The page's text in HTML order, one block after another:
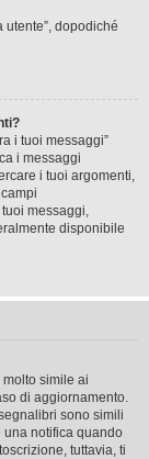
utente”, dopodiché
i tuoi messaggi”
i messaggi
i tuoi argomenti,
messaggi,
disponibile
simile ai
di aggiornamento.
sono simili
una notifica quando
tuttavia, ti